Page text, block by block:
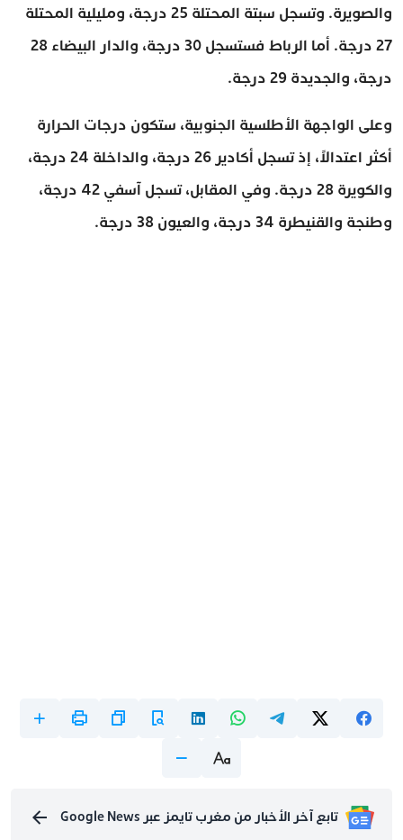
والصويرة. وتسجل سبتة المحتلة 25 درجة، ومليلية المحتلة
27 درجة. أما الرباط فستسجل 30 درجة، والدار البيضاء 28
درجة، والجديدة 29 درجة.
وعلى الواجهة الأطلسية الجنوبية، ستكون درجات الحرارة
أكثر اعتدالاً، إذ تسجل أكادير 26 درجة، والداخلة 24 درجة،
والكويرة 28 درجة. وفي المقابل، تسجل آسفي 42 درجة،
وطنجة والقنيطرة 34 درجة، والعيون 38 درجة.
تابع آخر الأخبار من مغرب تايمز عبر Google News